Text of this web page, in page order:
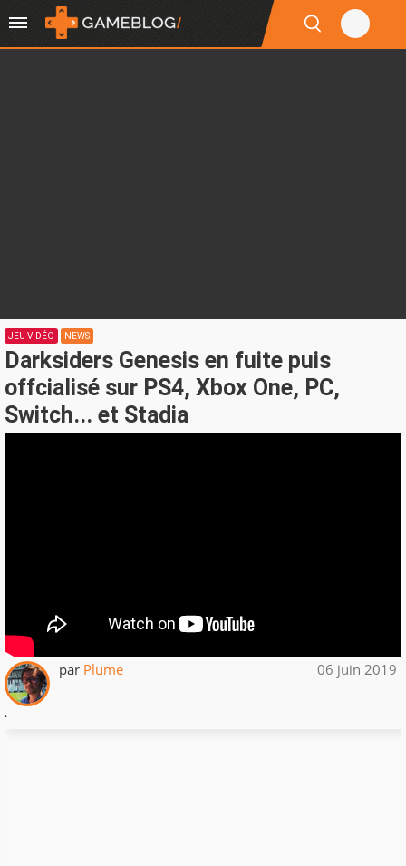
JEU VIDÉO NEWS
Darksiders Genesis en fuite puis
offcialisé sur PS4, Xbox One, PC,
Switch... et Stadia
par Plume 06 juin 2019
.